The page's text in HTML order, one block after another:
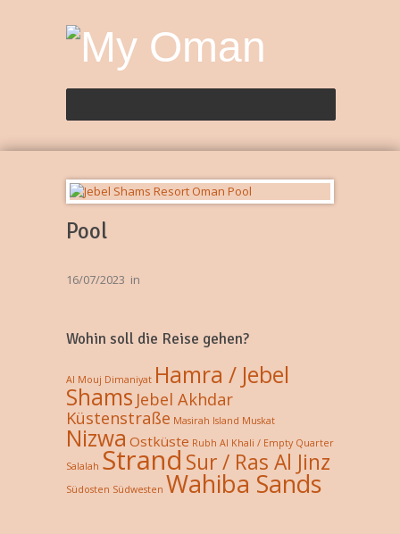
Pool
16/07/2023 in
Wohin soll die Reise gehen?
Al Mouj Dimaniyat Hamra / Jebel
Shams Jebel Akhdar
Küstenstraße Masirah Island Muskat
Nizwa Ostküste Rubh Al Khali / Empty Quarter
Salalah Strand Sur / Ras Al Jinz
Südosten Südwesten Wahiba Sands